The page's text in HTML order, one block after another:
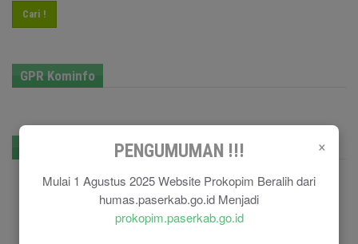
×
PENGUMUMAN !!!
Mulai 1 Agustus 2025 Website Prokopim Beralih dari
humas.paserkab.go.id Menjadi
prokopim.paserkab.go.id
Cari !
GPR Kominfo